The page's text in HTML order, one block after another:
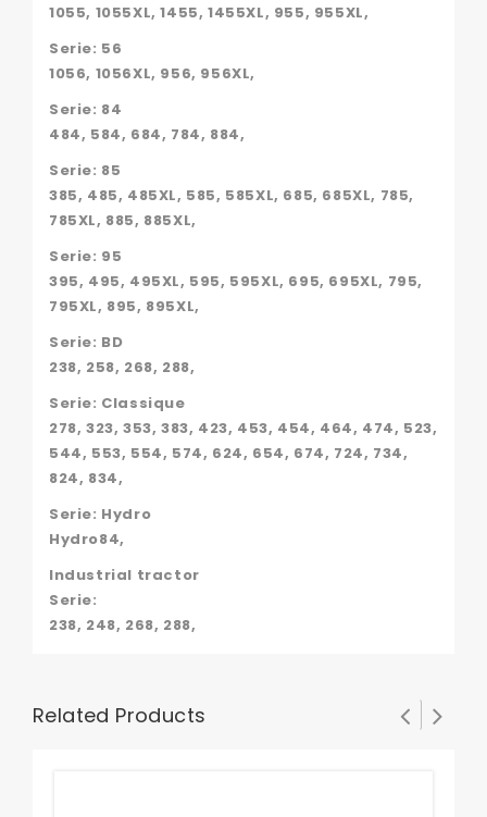
1055, 1055XL, 1455, 1455XL, 955, 955XL,
Serie: 56
1056, 1056XL, 956, 956XL,
Serie: 84
484, 584, 684, 784, 884,
Serie: 85
385, 485, 485XL, 585, 585XL, 685, 685XL, 785,
785XL, 885, 885XL,
Serie: 95
395, 495, 495XL, 595, 595XL, 695, 695XL, 795,
795XL, 895, 895XL,
Serie: BD
238, 258, 268, 288,
Serie: Classique
278, 323, 353, 383, 423, 453, 454, 464, 474, 523,
544, 553, 554, 574, 624, 654, 674, 724, 734,
824, 834,
Serie: Hydro
Hydro84,
Industrial tractor
Serie:
238, 248, 268, 288,
Related Products